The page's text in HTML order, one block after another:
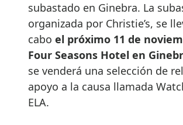
subastado en Ginebra. La
organizada por Christie’s, se
cabo el próximo 11 de
Four Seasons Hotel en
se venderá una selección de
apoyo a la causa llamada
ELA.